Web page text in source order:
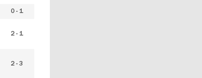
0 - 1
2 - 1
2 - 3